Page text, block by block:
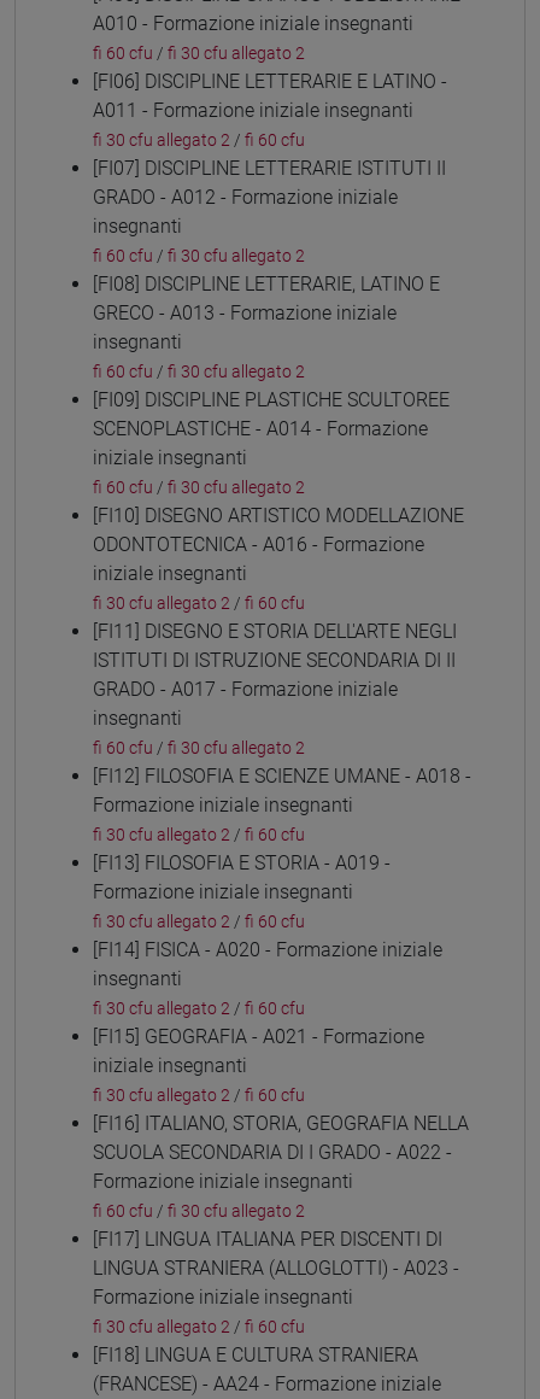
A010 - Formazione iniziale insegnanti
fi 60 cfu / fi 30 cfu allegato 2
[FI06] DISCIPLINE LETTERARIE E LATINO -
A011 - Formazione iniziale insegnanti
fi 30 cfu allegato 2 / fi 60 cfu
[FI07] DISCIPLINE LETTERARIE ISTITUTI II
GRADO - A012 - Formazione iniziale
insegnanti
fi 60 cfu / fi 30 cfu allegato 2
[FI08] DISCIPLINE LETTERARIE, LATINO E
GRECO - A013 - Formazione iniziale
insegnanti
fi 60 cfu / fi 30 cfu allegato 2
[FI09] DISCIPLINE PLASTICHE SCULTOREE
SCENOPLASTICHE - A014 - Formazione
iniziale insegnanti
fi 60 cfu / fi 30 cfu allegato 2
[FI10] DISEGNO ARTISTICO MODELLAZIONE
ODONTOTECNICA - A016 - Formazione
iniziale insegnanti
fi 30 cfu allegato 2 / fi 60 cfu
[FI11] DISEGNO E STORIA DELL'ARTE NEGLI
ISTITUTI DI ISTRUZIONE SECONDARIA DI II
GRADO - A017 - Formazione iniziale
insegnanti
fi 60 cfu / fi 30 cfu allegato 2
[FI12] FILOSOFIA E SCIENZE UMANE - A018 -
Formazione iniziale insegnanti
fi 30 cfu allegato 2 / fi 60 cfu
[FI13] FILOSOFIA E STORIA - A019 -
Formazione iniziale insegnanti
fi 30 cfu allegato 2 / fi 60 cfu
[FI14] FISICA - A020 - Formazione iniziale
insegnanti
fi 30 cfu allegato 2 / fi 60 cfu
[FI15] GEOGRAFIA - A021 - Formazione
iniziale insegnanti
fi 30 cfu allegato 2 / fi 60 cfu
[FI16] ITALIANO, STORIA, GEOGRAFIA NELLA
SCUOLA SECONDARIA DI I GRADO - A022 -
Formazione iniziale insegnanti
fi 60 cfu / fi 30 cfu allegato 2
[FI17] LINGUA ITALIANA PER DISCENTI DI
LINGUA STRANIERA (ALLOGLOTTI) - A023 -
Formazione iniziale insegnanti
fi 30 cfu allegato 2 / fi 60 cfu
[FI18] LINGUA E CULTURA STRANIERA
(FRANCESE) - AA24 - Formazione iniziale